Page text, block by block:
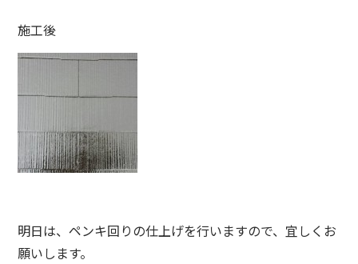
施工後
明日は、ペンキ回りの仕上げを行いますので、宜しくお
願いします。